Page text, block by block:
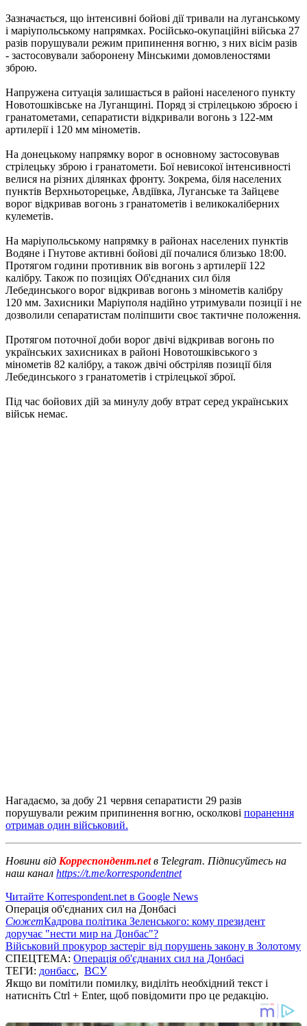
Зазначається, що інтенсивні бойові дії тривали на луганському
і маріупольському напрямках. Російсько-окупаційні війська 27
разів порушували режим припинення вогню, з них вісім разів
- застосовували заборонену Мінськими домовленостями
зброю.
Напружена ситуація залишається в районі населеного пункту
Новотошківське на Луганщині. Поряд зі стрілецькою зброєю і
гранатометами, сепаратисти відкривали вогонь з 122-мм
артилерії і 120 мм мінометів.
На донецькому напрямку ворог в основному застосовував
стрілецьку зброю і гранатомети. Бої невисокої інтенсивності
велися на різних ділянках фронту. Зокрема, біля населених
пунктів Верхньоторецьке, Авдіївка, Луганське та Зайцеве
ворог відкривав вогонь з гранатометів і великокаліберних
кулеметів.
На маріупольському напрямку в районах населених пунктів
Водяне і Гнутове активні бойові дії почалися близько 18:00.
Протягом години противник вів вогонь з артилерії 122
калібру. Також по позиціях Об'єднаних сил біля
Лебединського ворог відкривав вогонь з мінометів калібру
120 мм. Захисники Маріуполя надійно утримували позиції і не
дозволили сепаратистам поліпшити своє тактичне положення.
Протягом поточної доби ворог двічі відкривав вогонь по
українських захисниках в районі Новотошківського з
мінометів 82 калібру, а також двічі обстріляв позиції біля
Лебединського з гранатометів і стрілецької зброї.
Під час бойових дій за минулу добу втрат серед українських
військ немає.
Нагадаємо, за добу 21 червня сепаратисти 29 разів
порушували режим припинення вогню, осколкові поранення
отримав один військовий.
Новини від Корреспондент.netв Telegram. Підписуйтесь на
наш канал https://t.me/korrespondentnet
Читайте Korrespondent.net в Google News
Операція об'єднаних сил на Донбасі
СюжетКадрова політика Зеленського: кому президент
доручає "нести мир на Донбас"?
Військовий прокурор застеріг від порушень закону в Золотому
СПЕЦТЕМА: Операція об'єднаних сил на Донбасі
ТЕГИ: донбасс, ВСУ
Якщо ви помітили помилку, виділіть необхідний текст і
натисніть Ctrl + Enter, щоб повідомити про це редакцію.